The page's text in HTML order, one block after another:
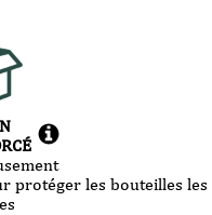
protéger les bouteilles les